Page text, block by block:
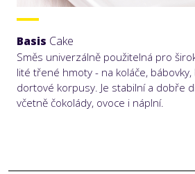
Basis Cake
Směs univerzálně použitelná pro
lité třené hmoty - na koláče,
dortové korpusy. Je stabilní a dobře
včetně čokolády, ovoce i náplní.